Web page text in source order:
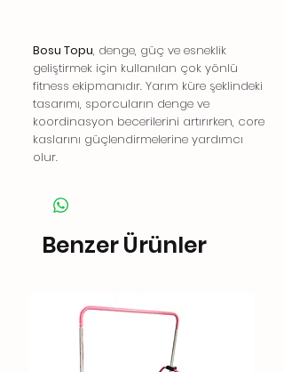
Bosu Topu, denge, güç ve esneklik
geliştirmek için kullanılan çok yönlü
fitness ekipmanıdır. Yarım küre şeklindeki
tasarımı, sporcuların denge ve
koordinasyon becerilerini artırırken, core
kaslarını güçlendirmelerine yardımcı
olur.
Benzer Ürünler